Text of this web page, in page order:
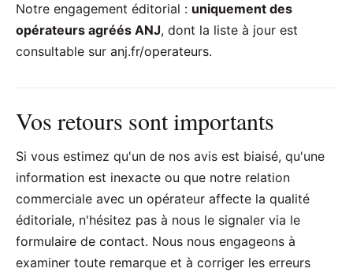
Notre engagement éditorial : uniquement des
opérateurs agréés ANJ, dont la liste à jour est
consultable sur anj.fr/operateurs.
Vos retours sont importants
Si vous estimez qu'un de nos avis est biaisé, qu'une
information est inexacte ou que notre relation
commerciale avec un opérateur affecte la qualité
éditoriale, n'hésitez pas à nous le signaler via le
formulaire de contact. Nous nous engageons à
examiner toute remarque et à corriger les erreurs